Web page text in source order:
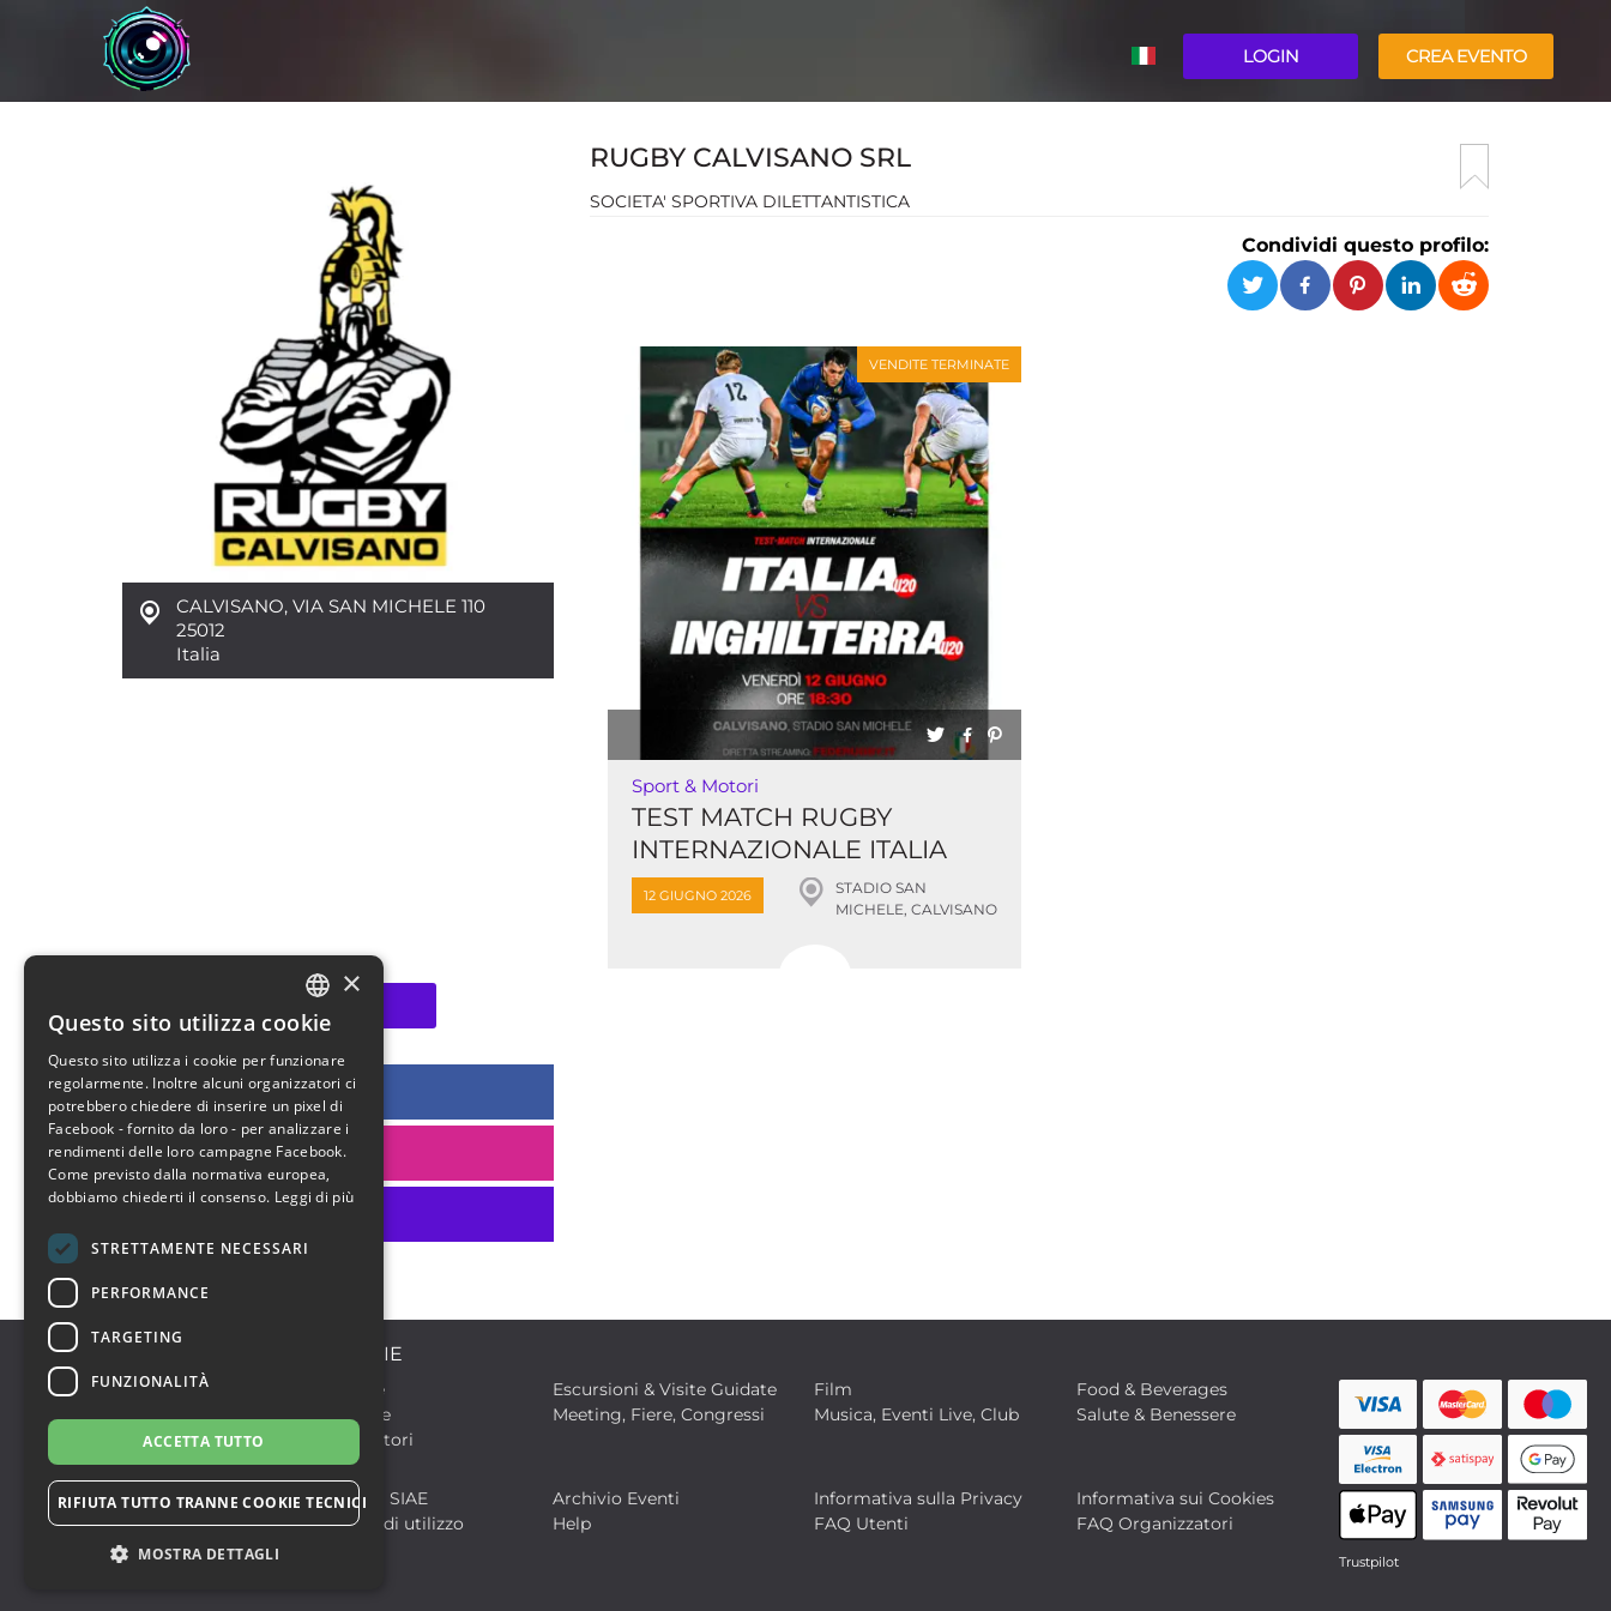
LOGIN CREA EVENTO
CALVISANO, VIA SAN MICHELE 110
25012
Italia
CONTATTA
/RugbyCalvisano
/rugbycalvisano
/rugbycalvisano.it
RUGBY CALVISANO SRL
SOCIETA' SPORTIVA DILETTANTISTICA
Condividi questo profilo:
VENDITE TERMINATE
Sport & Motori
TEST MATCH RUGBY
INTERNAZIONALE ITALIA
U20 vs INGHILTE...
12 GIUGNO 2026
STADIO SAN
MICHELE, CALVISANO
© 2026Notlife S.r.l.
P.IVA 07299210828
CATEGORIE
Discoteche Escursioni & Visite Guidate Film
Food & Beverages
Formazione
Meeting, Fiere, Congressi Musica, Eventi Live, Club
Salute & Benessere
Sport & Motori
Biglietteria SIAE Archivio Eventi Informativa sulla Privacy
Informativa sui Cookies
Condizioni di utilizzo
Help FAQ Utenti FAQ Organizzatori
Trustpilot
ITALIAN
ENGLISH
×
Questo sito utilizza cookie
Questo sito utilizza i cookie per funzionare
regolarmente. Inoltre alcuni organizzatori ci
potrebbero chiedere di inserire un pixel di
Facebook - fornito da loro - per analizzare i
rendimenti delle loro campagne Facebook.
Come previsto dalla normativa europea,
dobbiamo chiederti il consenso. Leggi di più
STRETTAMENTE NECESSARI
PERFORMANCE
TARGETING
FUNZIONALITÀ
ACCETTA TUTTO
RIFIUTA TUTTO TRANNE COOKIE TECNICI
MOSTRA DETTAGLI